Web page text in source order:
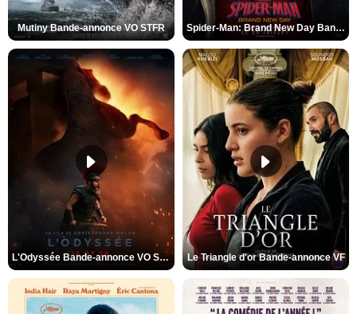
Mutiny Bande-annonce VO STFR Spider-Man: Brand New Day Bande-annonce VO STFR
L'Odyssée Bande-annonce VO STFR Le Triangle d'or Bande-annonce VF